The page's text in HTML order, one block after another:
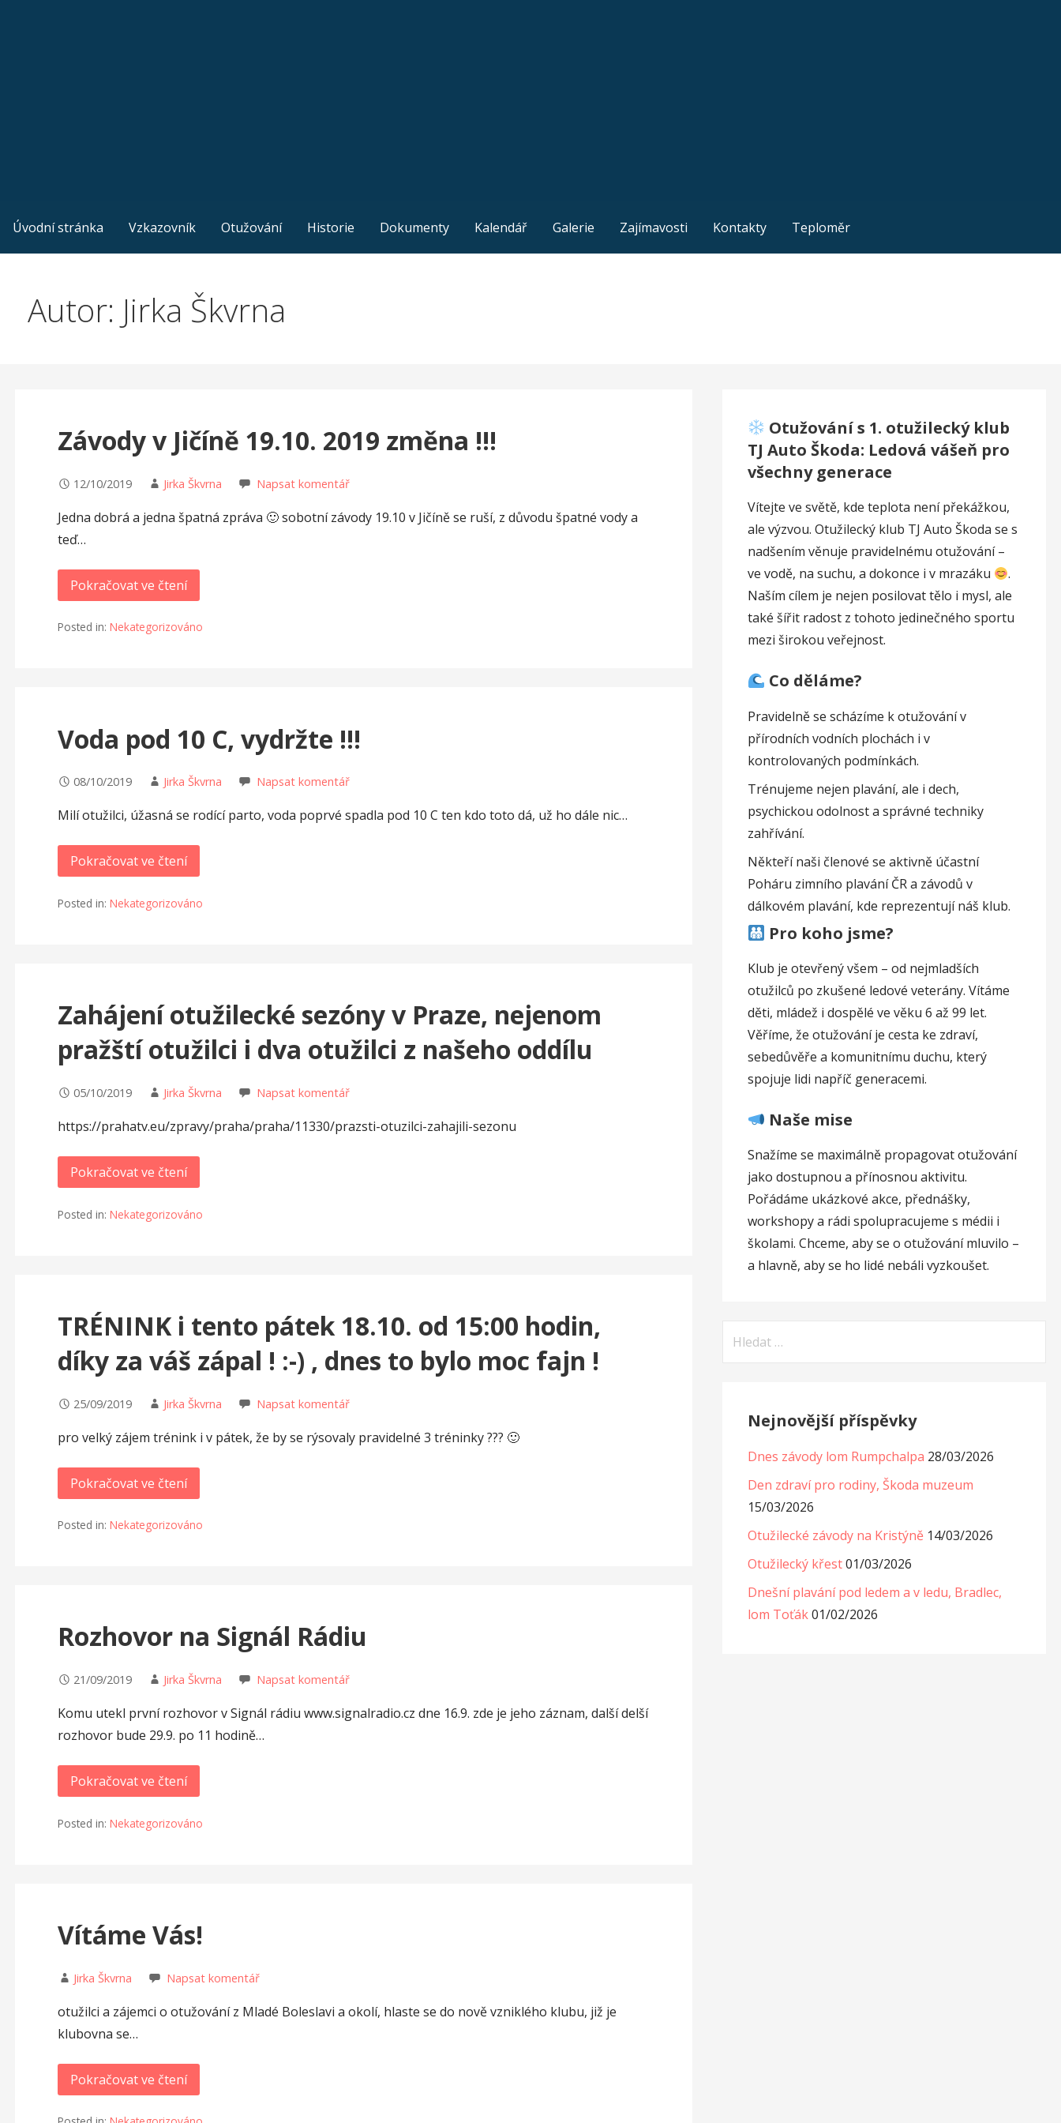
Úvodní stránka Vzkazovník Otužování Historie Dokumenty Kalendář Galerie Zajímavosti Kontakty Teploměr
Autor: Jirka Škvrna
Závody v Jičíně 19.10. 2019 změna !!!
12/10/2019 Jirka Škvrna Napsat komentář
Jedna dobrá a jedna špatná zpráva 🙂 sobotní závody 19.10 v Jičíně se ruší, z důvodu špatné vody a
teď…
Pokračovat ve čtení
Posted in: Nekategorizováno
Voda pod 10 C, vydržte !!!
08/10/2019 Jirka Škvrna Napsat komentář
Milí otužilci, úžasná se rodící parto, voda poprvé spadla pod 10 C ten kdo toto dá, už ho dále nic…
Pokračovat ve čtení
Posted in: Nekategorizováno
Zahájení otužilecké sezóny v Praze, nejenom
pražští otužilci i dva otužilci z našeho oddílu
05/10/2019 Jirka Škvrna Napsat komentář
https://prahatv.eu/zpravy/praha/praha/11330/prazsti-otuzilci-zahajili-sezonu
Pokračovat ve čtení
Posted in: Nekategorizováno
TRÉNINK i tento pátek 18.10. od 15:00 hodin,
díky za váš zápal ! :-) , dnes to bylo moc fajn !
25/09/2019 Jirka Škvrna Napsat komentář
pro velký zájem trénink i v pátek, že by se rýsovaly pravidelné 3 tréninky ??? 🙂
Pokračovat ve čtení
Posted in: Nekategorizováno
Rozhovor na Signál Rádiu
21/09/2019 Jirka Škvrna Napsat komentář
Komu utekl první rozhovor v Signál rádiu www.signalradio.cz dne 16.9. zde je jeho záznam, další delší
rozhovor bude 29.9. po 11 hodině…
Pokračovat ve čtení
Posted in: Nekategorizováno
Vítáme Vás!
Jirka Škvrna Napsat komentář
otužilci a zájemci o otužování z Mladé Boleslavi a okolí, hlaste se do nově vzniklého klubu, již je
klubovna se…
Pokračovat ve čtení
Otužování s 1. otužilecký klub
TJ Auto Škoda: Ledová vášeň pro
všechny generace
Vítejte ve světě, kde teplota není překážkou,
ale výzvou. Otužilecký klub TJ Auto Škoda se s
nadšením věnuje pravidelnému otužování –
ve vodě, na suchu, a dokonce i v mrazáku
.
Naším cílem je nejen posilovat tělo i mysl, ale
také šířit radost z tohoto jedinečného sportu
mezi širokou veřejnost.
Co děláme?
Pravidelně se scházíme k otužování v
přírodních vodních plochách i v
kontrolovaných podmínkách.
Trénujeme nejen plavání, ale i dech,
psychickou odolnost a správné techniky
zahřívání.
Někteří naši členové se aktivně účastní
Poháru zimního plavání ČR a závodů v
dálkovém plavání, kde reprezentují náš klub.
Pro koho jsme?
Klub je otevřený všem – od nejmladších
otužilců po zkušené ledové veterány. Vítáme
děti, mládež i dospělé ve věku 6 až 99 let.
Věříme, že otužování je cesta ke zdraví,
sebedůvěře a komunitnímu duchu, který
spojuje lidi napříč generacemi.
Naše mise
Snažíme se maximálně propagovat otužování
jako dostupnou a přínosnou aktivitu.
Pořádáme ukázkové akce, přednášky,
workshopy a rádi spolupracujeme s médii i
školami. Chceme, aby se o otužování mluvilo –
a hlavně, aby se ho lidé nebáli vyzkoušet.
Nejnovější příspěvky
Dnes závody lom Rumpchalpa 28/03/2026
Den zdraví pro rodiny, Škoda muzeum
15/03/2026
Otužilecké závody na Kristýně 14/03/2026
Otužilecký křest01/03/2026
Dnešní plavání pod ledem a v ledu, Bradlec,
lom Toťák01/02/2026